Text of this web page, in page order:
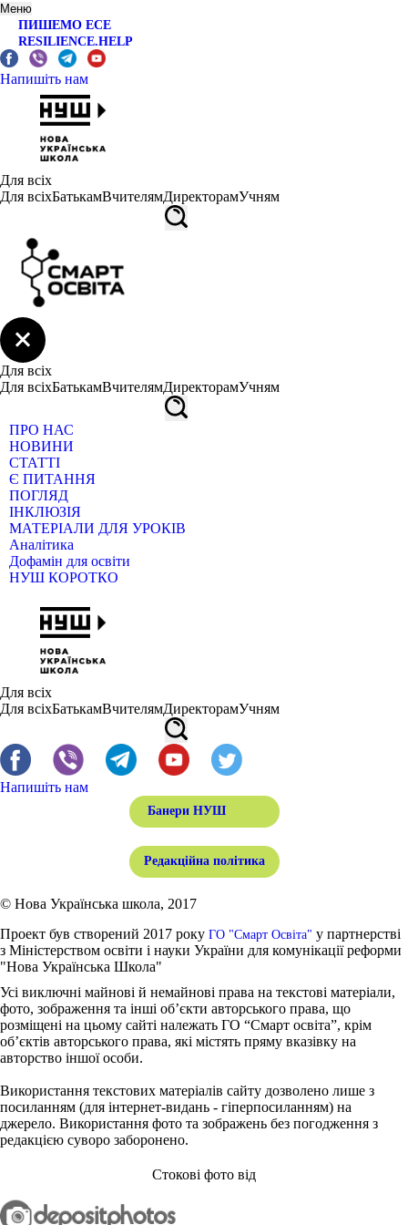
Меню
ПИШЕМО ЕСЕ
RESILIENCE.HELP
Напишіть нам
Для всіх
Для всіхБатькамВчителямДиректорамУчням
Для всіх
Для всіхБатькамВчителямДиректорамУчням
ПРО НАС
НОВИНИ
СТАТТІ
Є ПИТАННЯ
ПОГЛЯД
ІНКЛЮЗІЯ
МАТЕРІАЛИ ДЛЯ УРОКІВ
Аналітика
Дофамін для освіти
НУШ КОРОТКО
Для всіх
Для всіхБатькамВчителямДиректорамУчням
Напишіть нам
Банери НУШ
Редакційна політика
© Нова Українська школа, 2017
Проект був створений 2017 року ГО "Смарт Освіта" у партнерстві
з Міністерством освіти і науки України для комунікації реформи
"Нова Українська Школа"
Усі виключні майнові й немайнові права на текстові матеріали,
фото, зображення та інші об’єкти авторського права, що
розміщені на цьому сайті належать ГО “Смарт освіта”, крім
об’єктів авторського права, які містять пряму вказівку на
авторство іншої особи.
Використання текстових матеріалів сайту дозволено лише з
посиланням (для інтернет-видань - гіперпосиланням) на
джерело. Використання фото та зображень без погодження з
редакцією суворо заборонено.
Стокові фото від